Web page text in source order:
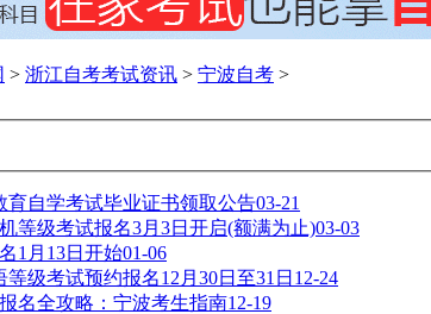
> 浙江自考考试资讯 > 宁波自考 >
育自学考试毕业证书领取公告03-21
等级考试报名3月3日开启(额满为止)03-03
1月13日开始01-06
级考试预约报名12月30日至31日 12-24
名全攻略：宁波考生指南12-19